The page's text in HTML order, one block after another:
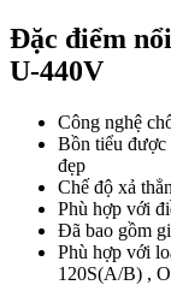
Đặc điểm
U-440V
Công nghệ
Bồn tiểu được
đẹp
Chế độ xả
Phù hợp với
Đã bao gồm
Phù hợp với
120S(A/B) ,